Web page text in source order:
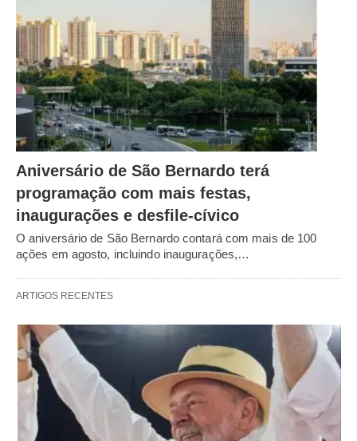
Aniversário de São Bernardo terá
programação com mais festas,
inaugurações e desfile-cívico
O aniversário de São Bernardo contará com mais de 100
ações em agosto, incluindo inaugurações,…
ARTIGOS RECENTES